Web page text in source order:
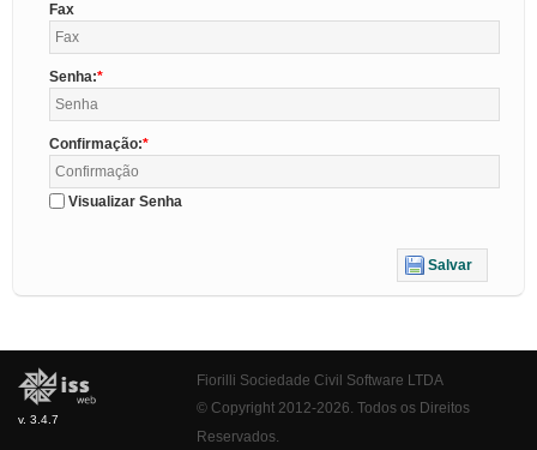
Fax
Senha:
Confirmação:
Visualizar Senha
Salvar
v. 3.4.7
Fiorilli Sociedade Civil Software LTDA
© Copyright 2012-2026. Todos os Direitos
Reservados.